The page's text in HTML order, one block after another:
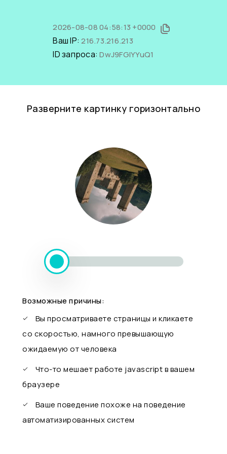
2026-08-08 04:58:13 +0000
Ваш IP:216.73.216.213
ID запроса:DwJ9FGlYYuQ1
Разверните картинку горизонтально
Возможные причины:
Вы просматриваете страницы и кликаете
со скоростью, намного превышающую
ожидаемую от человека
Что-то мешает работе javascript в вашем
браузере
Ваше поведение похоже на поведение
автоматизированных систем